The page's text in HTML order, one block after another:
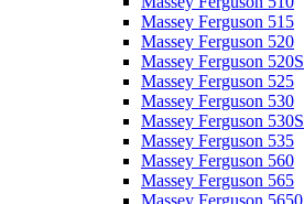
Massey Ferguson 515
Massey Ferguson 520
Massey Ferguson 520S
Massey Ferguson 525
Massey Ferguson 530
Massey Ferguson 530S
Massey Ferguson 535
Massey Ferguson 560
Massey Ferguson 565
Massey Ferguson 5650